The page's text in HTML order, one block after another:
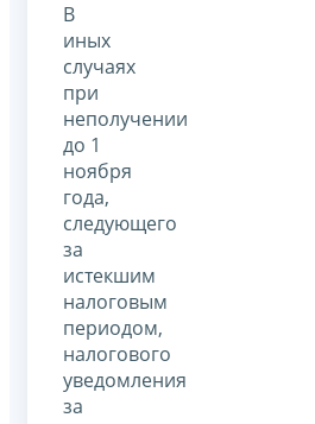
В
иных
случаях
при
неполучении
до 1
ноября
года,
следующего
за
истекшим
налоговым
периодом,
налогового
уведомления
за